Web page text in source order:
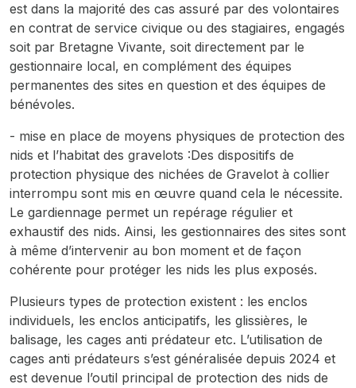
est dans la majorité des cas assuré par des volontaires
en contrat de service civique ou des stagiaires, engagés
soit par Bretagne Vivante, soit directement par le
gestionnaire local, en complément des équipes
permanentes des sites en question et des équipes de
bénévoles.
- mise en place de moyens physiques de protection des
nids et l’habitat des gravelots :Des dispositifs de
protection physique des nichées de Gravelot à collier
interrompu sont mis en œuvre quand cela le nécessite.
Le gardiennage permet un repérage régulier et
exhaustif des nids. Ainsi, les gestionnaires des sites sont
à même d’intervenir au bon moment et de façon
cohérente pour protéger les nids les plus exposés.
Plusieurs types de protection existent : les enclos
individuels, les enclos anticipatifs, les glissières, le
balisage, les cages anti prédateur etc. L’utilisation de
cages anti prédateurs s’est généralisée depuis 2024 et
est devenue l’outil principal de protection des nids de